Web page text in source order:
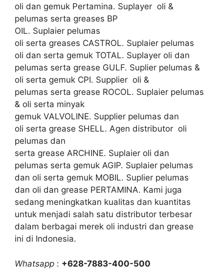
oli dan gemuk Pertamina. Suplayer oli &
pelumas serta greases BP
OIL. Suplaier pelumas
oli serta greases CASTROL. Suplaier pelumas
oli dan serta gemuk TOTAL. Suplayer oli dan
pelumas serta grease GULF. Suplier pelumas &
oli serta gemuk CPI. Supplier oli &
pelumas serta grease ROCOL. Suplaier pelumas
& oli serta minyak
gemuk VALVOLINE. Supplier pelumas dan
oli serta grease SHELL. Agen distributor oli
pelumas dan
serta grease ARCHINE. Suplaier oli dan
pelumas serta gemuk AGIP. Suplaier pelumas
dan oli serta gemuk MOBIL. Suplier pelumas
dan oli dan grease PERTAMINA. Kami juga
sedang meningkatkan kualitas dan kuantitas
untuk menjadi salah satu distributor terbesar
dalam berbagai merek oli industri dan grease
ini di Indonesia.
Whatsapp : +628-7883-400-500